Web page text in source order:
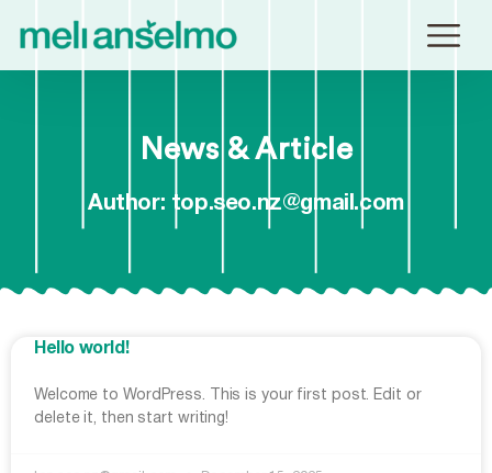
News & Article
Author: top.seo.nz@gmail.com
Hello world!
Welcome to WordPress. This is your first post. Edit or
delete it, then start writing!